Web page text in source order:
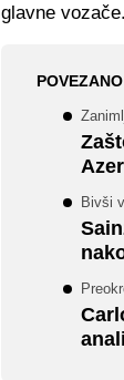
glavne vozače.
POVEZANO
Bivši